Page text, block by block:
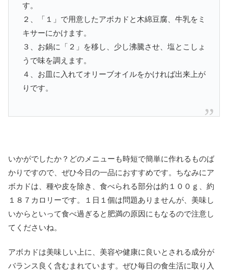
す。
２、「１」で用意したアボカドと木綿豆腐、牛乳をミ
キサーにかけます。
３、お鍋に「２」を移し、少し沸騰させ、塩とこしょ
うで味を調えます。
４、お皿に入れてオリーブオイルをかければ出来上が
りです。
いかがでしたか？どのメニューも時短で簡単に作れるものば
かりですので、ぜひ今日の一品におすすめです。ちなみにア
ボカドは、種や皮を除き、食べられる部分は約１００ｇ、約
１８７カロリーです。１日１個は問題ありませんが、美味し
いからといって食べ過ぎると肥満の原因にもなるので注意し
てくださいね。
アボカドは美味しい上に、美容や健康に良いとされる成分が
バランス良く含むまれています。ぜひ毎日の食生活に取り入